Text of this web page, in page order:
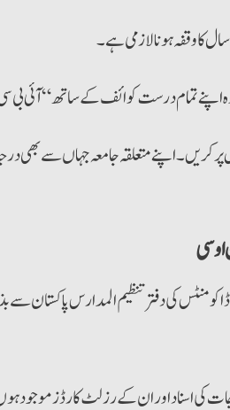
سال کا وقفہ ہونا لازمی ہے۔
اپنے تمام درست کوائف کے ساتھ “آئی بی
پرکریں۔ اپنے متعلقہ جامعہ جہاں سے بھی
سی
ڈاکومنٹس کی دفترتنظیم المدارس پاکستان
کی اسناد اوران کے رزلٹ کارڈز موجود